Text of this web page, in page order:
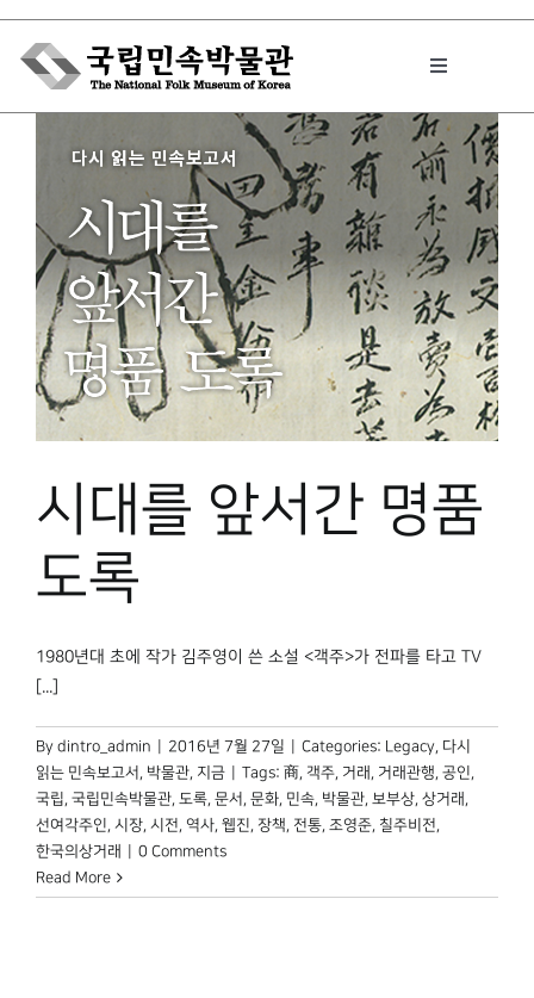
Skip
content
Toggle
박물관에서는
민속이야기
민속 인사이드
시대를 앞서간 명품
도록
1980년대 초에 작가 김주영이 쓴 소설 <객주>가 전파를 타고 TV
[...]
By dintro_admin 2016년 7월 27일 Categories: Legacy, 다시
읽는 민속보고서 , 박물관, 지금 Tags: 商, 객주, 거래 , 거래관행, 공인,
국립, 국립민속박물관, 도록, 문서 , 문화, 민속, 박물관, 보부상, 상거래 ,
선여각주인, 시장, 시전, 역사, 웹진, 장책, 전통, 조영준, 칠주비전,
한국의상거래
0 Comments
Read More